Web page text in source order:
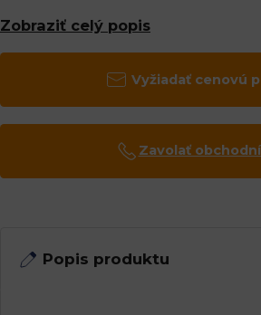
Zobraziť celý popis
Vyžiadať cenovú
Zavolať
Popis produktu